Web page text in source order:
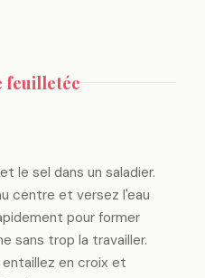
feuilletée
le sel dans un saladier.
centre et versez l'eau
pour former
sans trop la travailler.
entaillez en croix et